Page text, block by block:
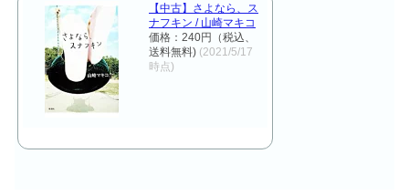
【中古】さよなら、ス
ナフキン / 山崎マキコ
価格：240円（税込、
送料無料) (2021/5/17
時点)